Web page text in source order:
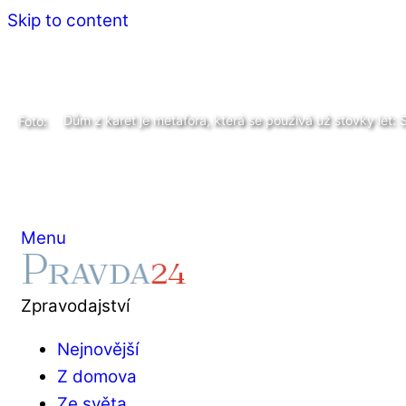
Skip to content
Menu
Zpravodajství
Nejnovější
Z domova
Dům z karet je metafora, která se používá už stovky let:
Foto: